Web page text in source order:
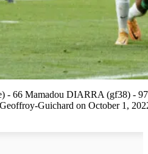
- 66 Mamadou DIARRA (gf38) -
Guichard on October 1,